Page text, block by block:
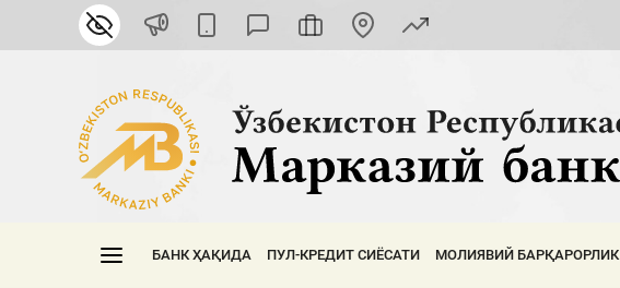
БАНК ҲАҚИДА ПУЛ-КРЕДИТ СИЁСАТИ МОЛИЯВИЙ БАРҚАРОРЛИК